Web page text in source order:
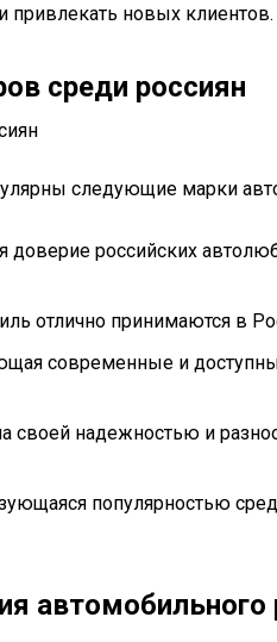
привлекать новых клиентов.
среди россиян
следующие марки
доверие российских
отлично принимаются в
современные и
своей надежностью и
популярностью